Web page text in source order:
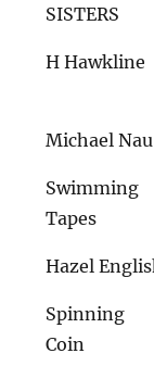
SISTERS
H Hawkline
Michael Nau
Swimming
Tapes
Hazel
Spinning
Coin